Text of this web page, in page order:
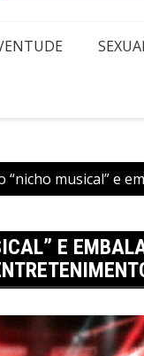
“nicho musical” e
E